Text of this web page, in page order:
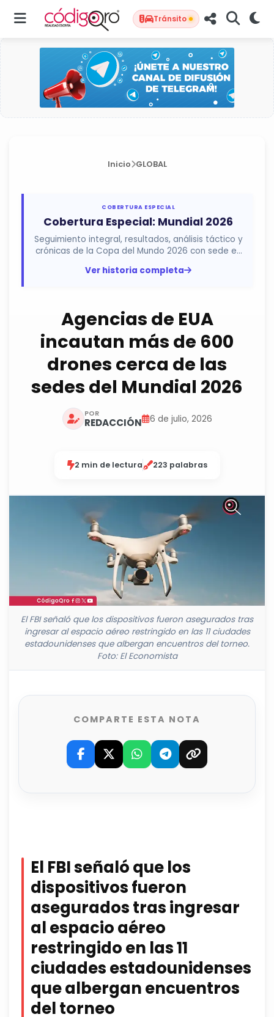
Tránsito
Inicio GLOBAL
COBERTURA ESPECIAL
Cobertura Especial: Mundial 2026
Seguimiento integral, resultados, análisis táctico y
crónicas de la Copa del Mundo 2026 con sede en
Ver historia completa
Agencias de EUA
incautan más de 600
drones cerca de las
sedes del Mundial 2026
POR
REDACCIÓN 6 de julio, 2026
2 min de lectura 223 palabras
El FBI señaló que los dispositivos fueron asegurados tras
ingresar al espacio aéreo restringido en las 11 ciudades
estadounidenses que albergan encuentros del torneo.
Foto: El Economista
COMPARTE ESTA NOTA
El FBI señaló que los
dispositivos fueron
asegurados tras ingresar
al espacio aéreo
restringido en las 11
ciudades estadounidenses
que albergan encuentros
del torneo